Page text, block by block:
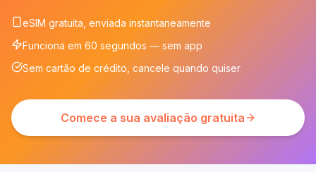
eSIM gratuita, enviada instantaneamente
Funciona em 60 segundos — sem app
Sem cartão de crédito, cancele quando quiser
Comece a sua avaliação gratuita